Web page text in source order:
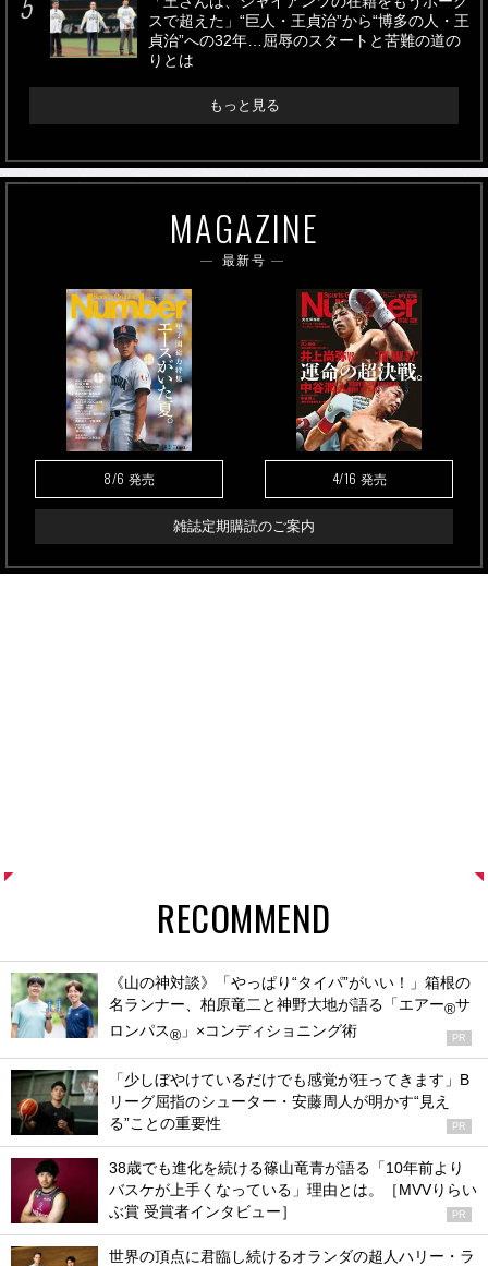
スで超えた」“巨人・王貞治”から“博多の人・王
貞治”への32年…屈辱のスタートと苦難の道の
りとは
もっと見る
MAGAZINE
最新号
8/6 発売 4/16 発売
雑誌定期購読のご案内
RECOMMEND
《山の神対談》「やっぱり“タイパ”がいい！」箱根の
名ランナー、柏原竜二と神野大地が語る「エアー®サ
ロンパス® 」×コンディショニング術 PR
「少しぼやけているだけでも感覚が狂ってきます」B
リーグ屈指のシューター・安藤周人が明かす“見え
る”ことの重要性
PR
38歳でも進化を続ける篠山竜青が語る「10年前より
バスケが上手くなっている」理由とは。［MVVりらい
ぶ賞 受賞者インタビュー］
PR
世界の頂点に君臨し続けるオランダの超人ハリー・ラ